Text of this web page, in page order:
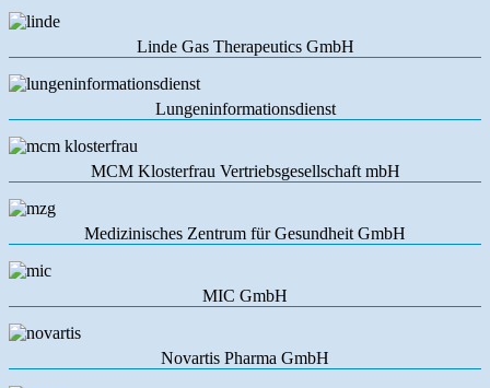
Linde Gas Therapeutics GmbH
Lungeninformationsdienst
MCM Klosterfrau Vertriebsgesellschaft mbH
Medizinisches Zentrum für Gesundheit GmbH
MIC GmbH
Novartis Pharma GmbH